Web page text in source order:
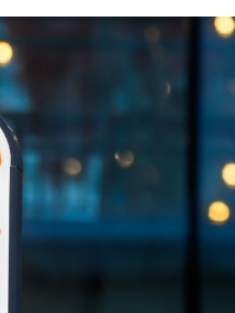
Apple
Google
Coca-Cola